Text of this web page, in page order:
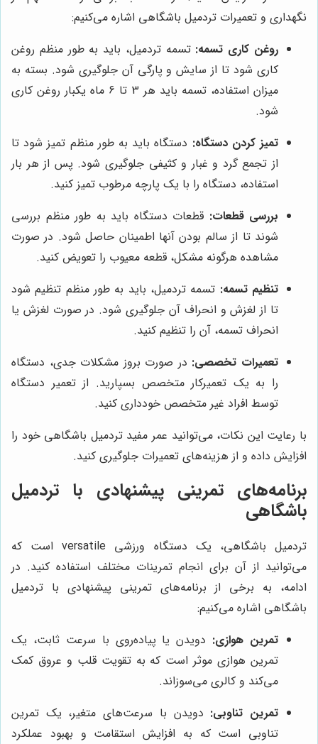
نگهداری و تعمیرات تردمیل باشگاهی اشاره می‌کنیم:
روغن کاری تسمه: تسمه تردمیل، باید به طور منظم روغن
کاری شود تا از سایش و پارگی آن جلوگیری شود. بسته به
میزان استفاده، تسمه باید هر 3 تا 6 ماه یکبار روغن کاری
شود.
تمیز کردن دستگاه: دستگاه باید به طور منظم تمیز شود تا
از تجمع گرد و غبار و کثیفی جلوگیری شود. پس از هر بار
استفاده، دستگاه را با یک پارچه مرطوب تمیز کنید.
بررسی قطعات: قطعات دستگاه باید به طور منظم بررسی
شوند تا از سالم بودن آنها اطمینان حاصل شود. در صورت
مشاهده هرگونه مشکل، قطعه معیوب را تعویض کنید.
تنظیم تسمه: تسمه تردمیل، باید به طور منظم تنظیم شود
تا از لغزش و انحراف آن جلوگیری شود. در صورت لغزش یا
انحراف تسمه، آن را تنظیم کنید.
تعمیرات تخصصی: در صورت بروز مشکلات جدی، دستگاه
را به یک تعمیرکار متخصص بسپارید. از تعمیر دستگاه
توسط افراد غیر متخصص خودداری کنید.
با رعایت این نکات، می‌توانید عمر مفید تردمیل باشگاهی خود را
افزایش داده و از هزینه‌های تعمیرات جلوگیری کنید.
برنامه‌های تمرینی پیشنهادی با تردمیل
باشگاهی
تردمیل باشگاهی، یک دستگاه ورزشی versatile است که
می‌توانید از آن برای انجام تمرینات مختلف استفاده کنید. در
ادامه، به برخی از برنامه‌های تمرینی پیشنهادی با تردمیل
باشگاهی اشاره می‌کنیم:
تمرین هوازی: دویدن یا پیاده‌روی با سرعت ثابت، یک
تمرین هوازی موثر است که به تقویت قلب و عروق کمک
می‌کند و کالری می‌سوزاند.
تمرین تناوبی: دویدن با سرعت‌های متغیر، یک تمرین
تناوبی است که به افزایش استقامت و بهبود عملکرد